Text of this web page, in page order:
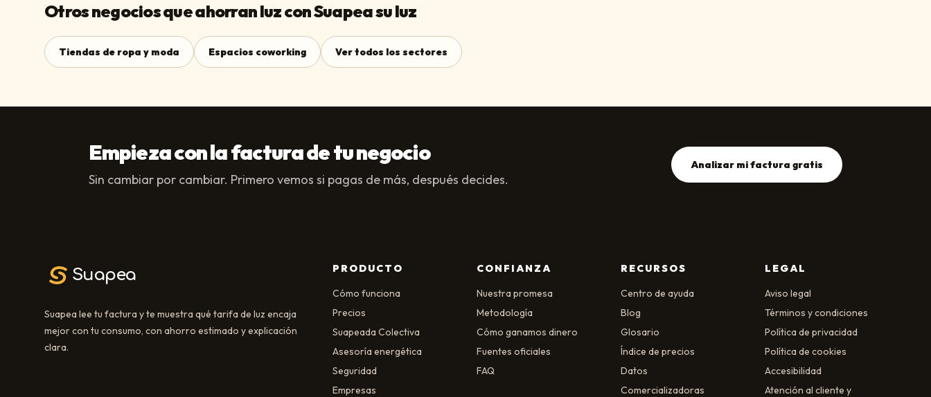
Otros negocios que ahorran luz con Suapea su luz
Tiendas de ropa y moda Espacios coworking Ver todos los sectores
Empieza con la factura de tu negocio
Sin cambiar por cambiar. Primero vemos si pagas de más, después decides.
Analizar mi factura gratis
Suapea
Suapea lee tu factura y te muestra qué tarifa de luz encaja
mejor con tu consumo, con ahorro estimado y explicación
clara.
PRODUCTO
Cómo funciona
Precios
Suapeada Colectiva
Asesoría energética
Seguridad
Empresas
CONFIANZA
Nuestra promesa
Metodología
Cómo ganamos dinero
Fuentes oficiales
FAQ
RECURSOS
Centro de ayuda
Blog
Glosario
Índice de precios
Datos
Comercializadoras
LEGAL
Aviso legal
Términos y condiciones
Política de privacidad
Política de cookies
Accesibilidad
Atención al cliente y